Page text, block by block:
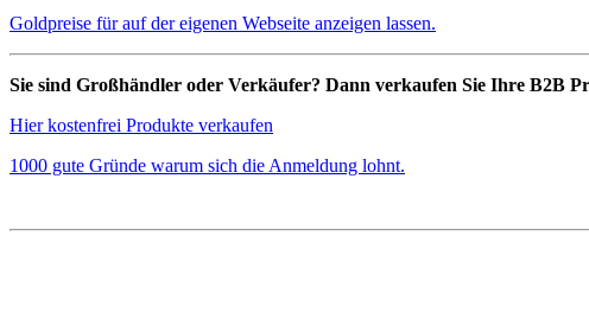
Goldpreise für auf der eigenen Webseite anzeigen lassen.
Sie sind Großhändler oder Verkäufer? Dann verkaufen Sie Ihre B2B
Hier kostenfrei Produkte verkaufen
1000 gute Gründe warum sich die Anmeldung lohnt.